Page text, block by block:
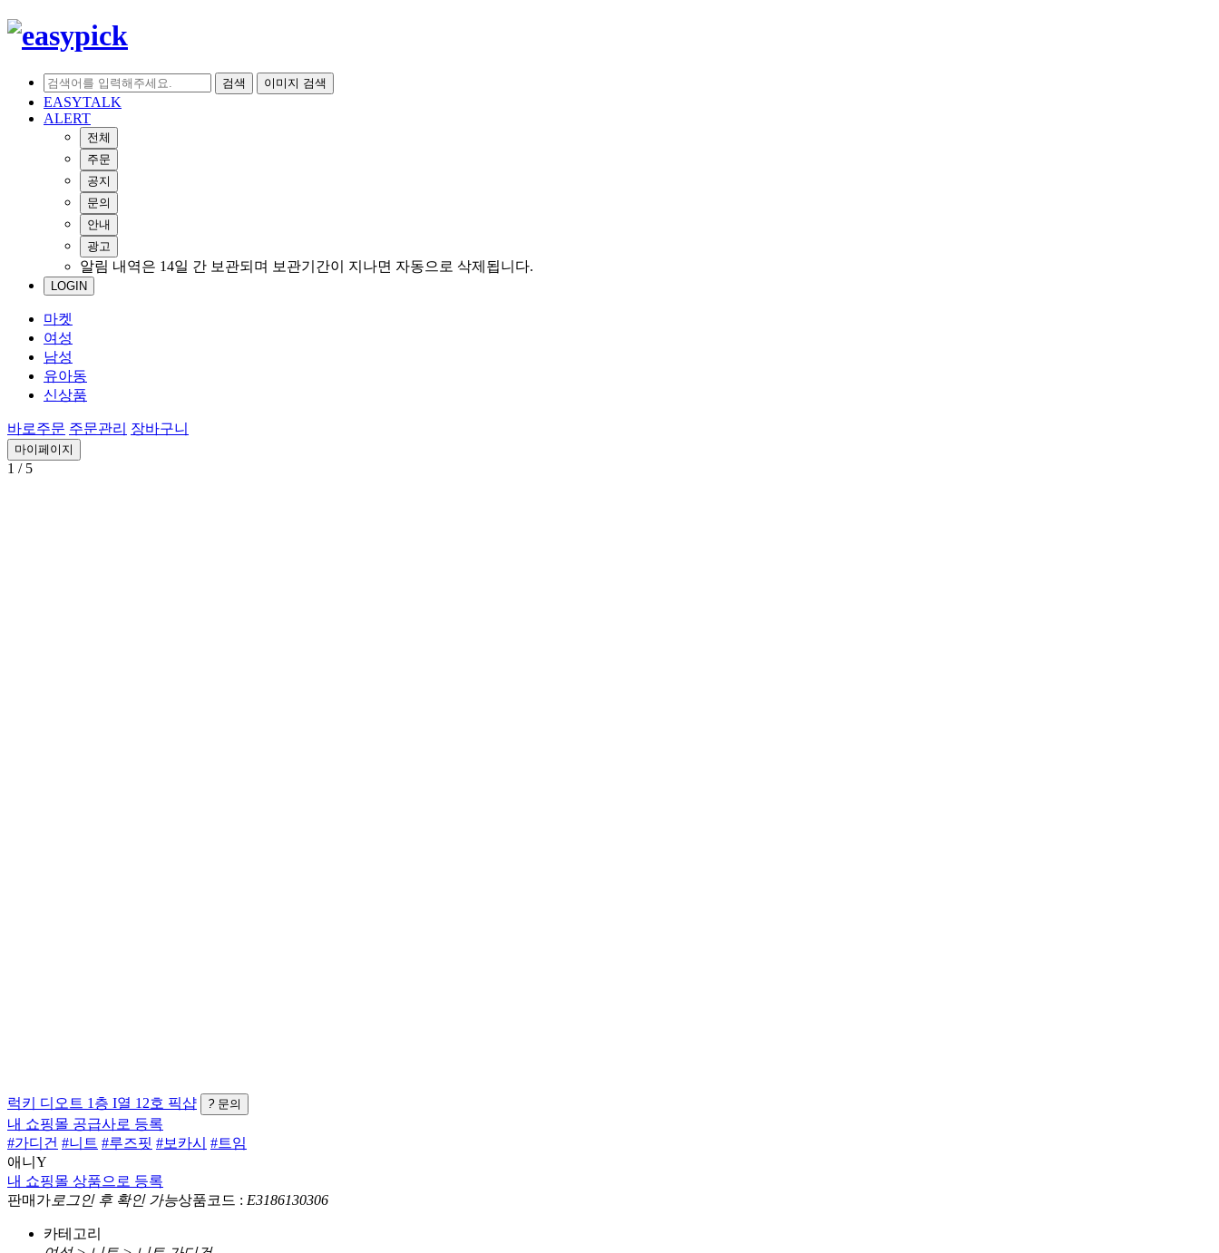
검색 이미지 검색
EASYTALK
ALERT
전체
주문
공지
문의
안내
광고
알림 내역은 14일 간 보관되며 보관기간이 지나면 자동으로 삭제됩니다.
LOGIN
마켓
여성
남성
유아동
신상품
바로주문 주문관리 장바구니
마이페이지
1 / 5
럭키 디오트 1층 I열 12호 픽샵 ? 문의
내 쇼핑몰 공급사로 등록
#가디건 #니트 #루즈핏 #보카시 #트임
애니Y
내 쇼핑몰 상품으로 등록
판매가 로그인 후 확인 가능상품코드 : E3186130306
카테고리